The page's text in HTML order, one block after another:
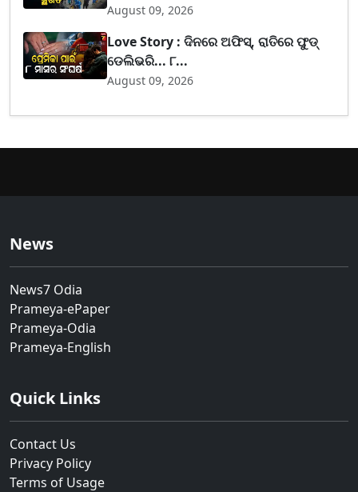
August 09, 2026
Love Story : ଦିନରେ ଅଫିସ୍, ରାତିରେ ଫୁଡ୍
ଡେଲିଭରି... ୮...
August 09, 2026
News
News7 Odia
Prameya-ePaper
Prameya-Odia
Prameya-English
Quick Links
Contact Us
Privacy Policy
Terms of Usage